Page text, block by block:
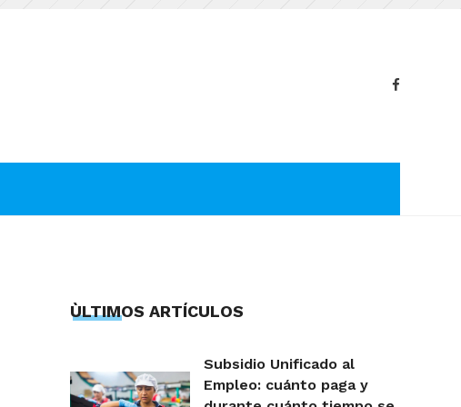
ÙLTIMOS ARTÍCULOS
Subsidio Unificado al
Empleo: cuánto paga y